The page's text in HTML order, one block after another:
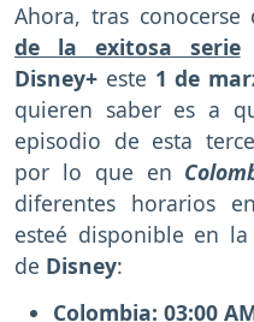
Ahora, tras conocerse
de la exitosa serie
Disney+ este 1 de
quieren saber es a
episodio de esta
por lo que en
diferentes horarios
esteé disponible en
de Disney:
Colombia: 03:00